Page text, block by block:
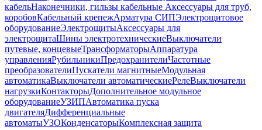
кабельНаконечники, гильзы кабельные Аксессуары для труб,
коробовКабельный крепежАрматура СИПЭлектрощитовое
оборудованиеЭлектрощитыАксессуары для
электрощитаШины электротехническиеВыключатели
путевые, концевыеТрансформаторыАппаратура
управленияРубильникиПредохранителиЧастотные
преобразователиПускатели магнитныеМодульная
автоматикаВыключатели автоматическиеРелеВыключатели
нагрузкиКонтакторыДополнительное модульное
оборудованиеУЗИПАвтоматика пуска
двигателяДифференциальные
автоматыУЗОКонденсаторыКомплексная защита